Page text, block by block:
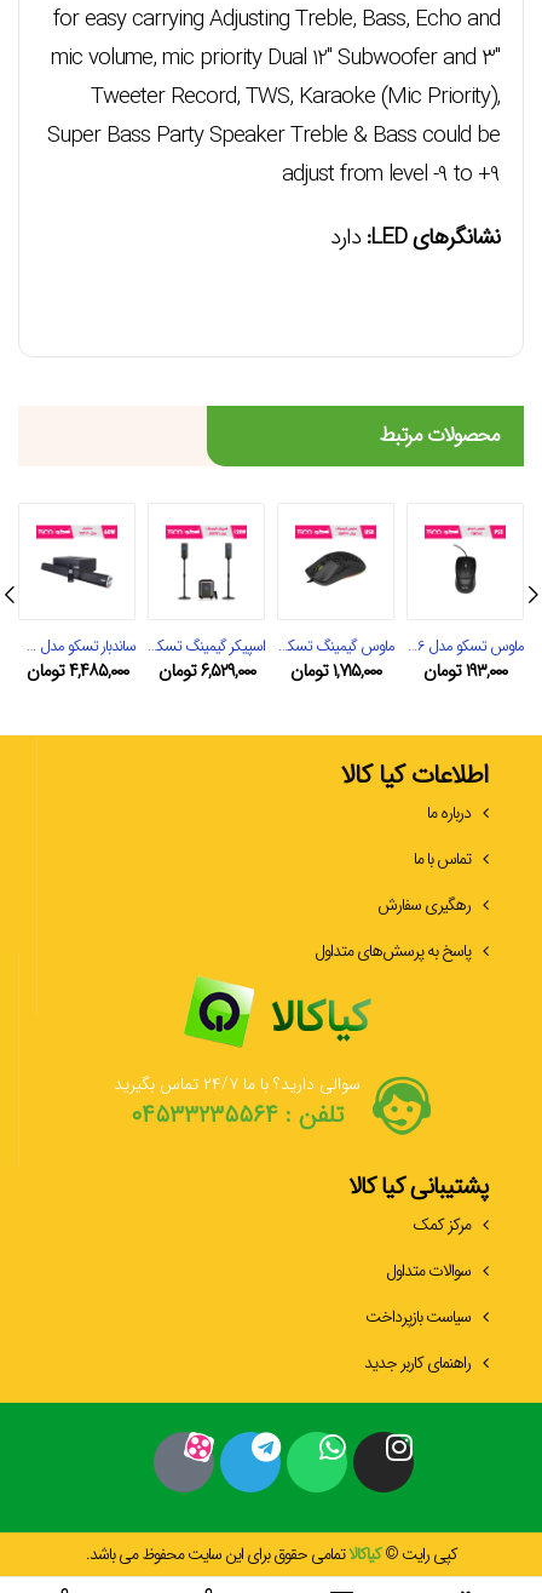
for easy carrying Adjusting Treble, Bass, Echo and
mic volume, mic priority Dual 12″ Subwoofer and 3″
Tweeter Record, TWS, Karaoke (Mic Priority),
Super Bass Party Speaker Treble & Bass could be
adjust from level -9 to +9
نشانگرهای LED:
دارد
محصولات مرتبط
ماوس تسکو مدل TM 286
۱۹۳,۰۰۰تومان
ماوس گیمینگ تسکو مدل GM 790
۱,۷۱۵,۰۰۰تومان
اسپیکر گیمینگ تسکو مدل GS 2121
۶,۵۲۹,۰۰۰تومان
ساندبار تسکو مدل TS 2020N
۴,۴۸۵,۰۰۰تومان
اطلاعات کیا کالا
درباره ما
تماس با ما
رهگیری سفارش
پاسخ به پرسش‌های متداول
سوالی دارید؟ با ما ۲۴/۷ تماس بگیرید
تلفن : ۰۴۵۳۳۲۳۵۵۶۴
پشتیبانی کیا کالا
مرکز کمک
سوالات متداول
سیاست بازپرداخت
راهنمای کاربر جدید
کپی رایت ©کیاکالاتمامی حقوق برای این سایت محفوظ می باشد.